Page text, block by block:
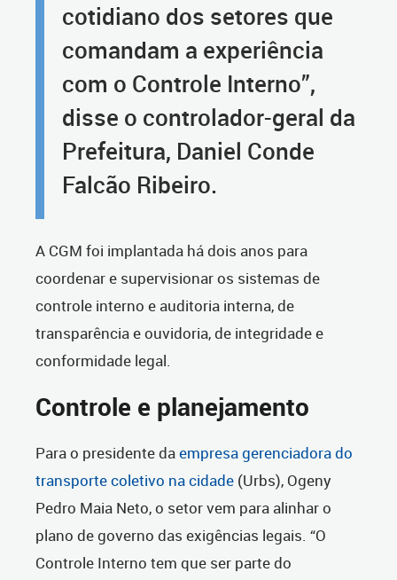
cotidiano dos setores que
comandam a experiência
com o Controle Interno”,
disse o controlador-geral da
Prefeitura, Daniel Conde
Falcão Ribeiro.
A CGM foi implantada há dois anos para
coordenar e supervisionar os sistemas de
controle interno e auditoria interna, de
transparência e ouvidoria, de integridade e
conformidade legal.
Controle e planejamento
Para o presidente daempresa gerenciadora do
transporte coletivo na cidade (Urbs), Ogeny
Pedro Maia Neto, o setor vem para alinhar o
plano de governo das exigências legais. “O
Controle Interno tem que ser parte do